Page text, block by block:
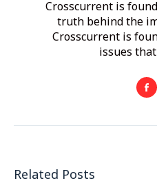
Crosscurrent is
truth behind the
Crosscurrent is
issues
Related Posts